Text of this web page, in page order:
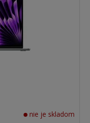
nie je skladom